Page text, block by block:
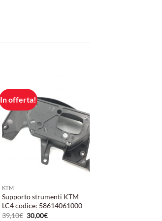
In offerta!
Aggiungi
alla lista
dei
desideri
KTM
Supporto strumenti KTM
LC4 codice: 58614061000
39,10€ Il
30,00€Il